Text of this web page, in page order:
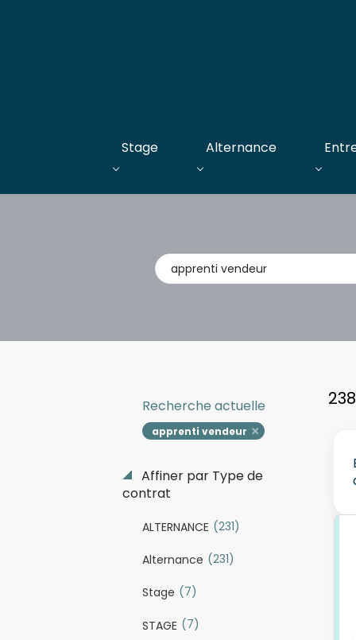
Stage Alternance
Métier,
entreprise,
Recherche actuelle
apprenti vendeur
Affiner par Type de
contrat
ALTERNANCE (231)
Alternance (231)
Stage (7)
STAGE (7)